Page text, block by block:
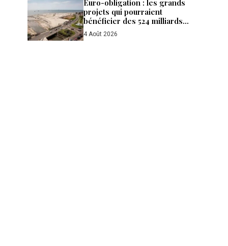
Euro-obligation : les grands
projets qui pourraient
bénéficier des 524 milliards
de FCFA levés par le Gabon
4 Août 2026